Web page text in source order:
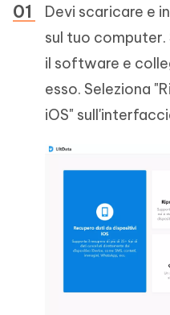
Devi scaricare e
sul tuo
il software e
esso. Seleziona
iOS"